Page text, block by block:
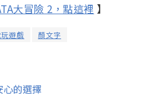
大冒險 2，點這裡 】
遊戲 顏文字
心的選擇